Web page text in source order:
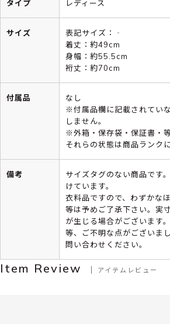
タイプ レディース
サイズ
表記サイズ：‐
着丈：約49cm
身幅：約55.5cm
裄丈：約70cm
付属品
なし
※付属品欄に記載されてい
しません。
※外箱・保存袋・保証書・
それらの状態は商品ランク
備考
サイズタグのない商品です
けています。
衣料品ですので、わずかな
等は予めご了承下さい。実
が生じる場合がございます
等、ご不明な点がございま
問い合わせください。
Item Review アイテムレビュー